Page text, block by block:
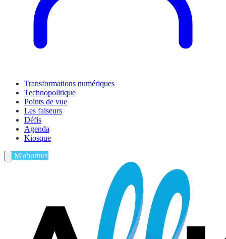
Transformations numériques
Technopolitique
Points de vue
Les faiseurs
Défis
Agenda
Kiosque
M'abonner